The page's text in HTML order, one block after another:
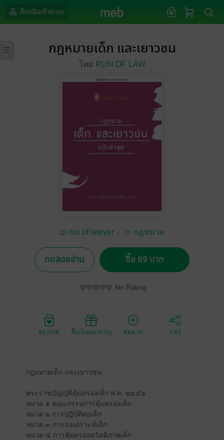
ล็อกอินเข้าระบบ
กฎหมายเด็ก และเยาวชน
โดย RUN OF LAW
run of lawyer กฎหมาย
ทดลองอ่าน ซื้อ 69 บาท
No Rating
อยากได้ ซื้อเป็นของขวัญ ติดตาม แชร์
กฎหมายเด็ก และเยาวชน
พระราชบัญญัติคุ้มครองเด็ก พ.ศ. ๒๕๔๖
หมวด ๑ คณะกรรมการคุ้มครองเด็ก
หมวด ๒ การปฏิบัติต่อเด็ก
หมวด ๓ การสงเคราะห์เด็ก
หมวด ๔ การคุ้มครองสวัสดิภาพเด็ก